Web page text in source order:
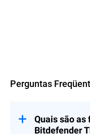
Perguntas
Quais são
Bitdefender